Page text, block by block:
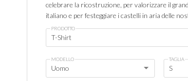
celebrare la ricostruzione, per valorizzare il
italiano e per festeggiare i castelli in aria delle
PRODOTTO
T-Shirt
MODELLO
Uomo
TAGLIA
S